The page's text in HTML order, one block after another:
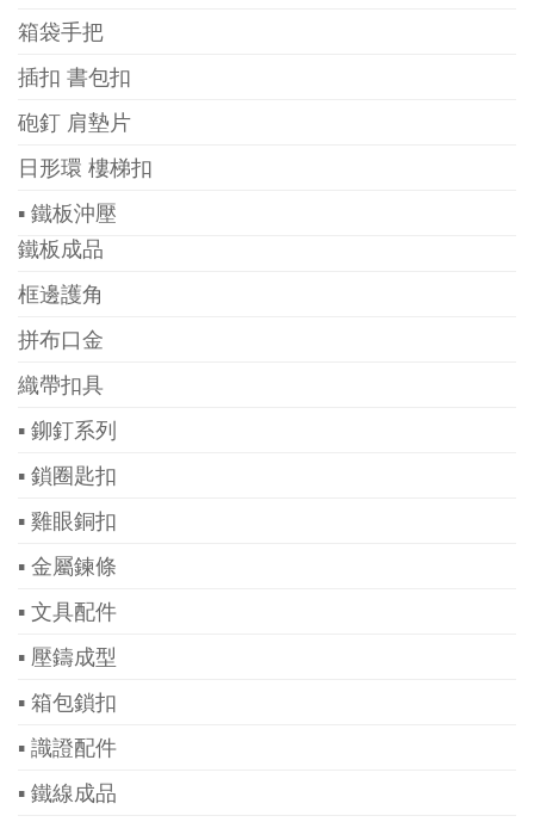
箱袋手把
插扣 書包扣
砲釘 肩墊片
日形環 樓梯扣
▪ 鐵板沖壓
鐵板成品
框邊護角
拼布口金
織帶扣具
▪ 鉚釘系列
▪ 鎖圈匙扣
▪ 雞眼銅扣
▪ 金屬鍊條
▪ 文具配件
▪ 壓鑄成型
▪ 箱包鎖扣
▪ 識證配件
▪ 鐵線成品